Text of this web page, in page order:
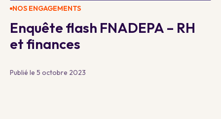
NOS ENGAGEMENTS
Enquête flash FNADEPA – RH
et finances
Publié le 5 octobre 2023